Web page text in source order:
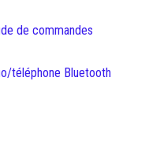
de commandes
téléphone Bluetooth